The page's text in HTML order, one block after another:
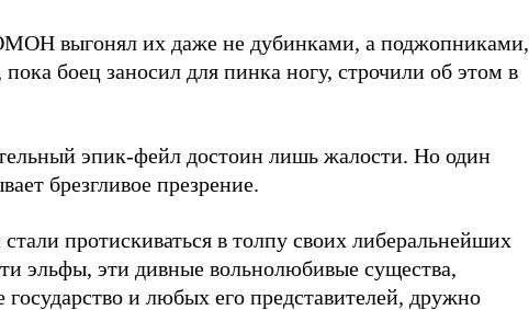
выгонял их даже не дубинками, а поджопниками,
пока боец заносил для пинка ногу, строчили об этом в
эпик-фейл достоин лишь жалости. Но один
брезгливое презрение.
стали протискиваться в толпу своих либеральнейших
эльфы, эти дивные вольнолюбивые существа,
государство и любых его представителей, дружно